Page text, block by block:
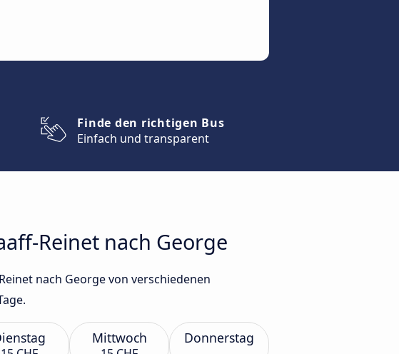
Finde den richtigen Bus
Einfach und transparent
Reinet nach George
nach George von verschiedenen
Mittwoch Donnerstag